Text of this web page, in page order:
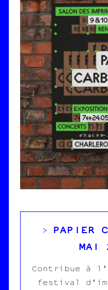
> PAPIER
MAI
Contribue à
festival